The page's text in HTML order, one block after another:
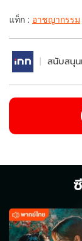
แท็ก : อาชญากรรม
สนับสนุน